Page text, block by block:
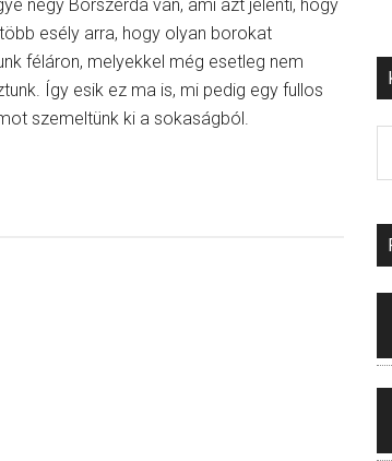
négy Borszerda van, ami azt jelenti, hogy
esély arra, hogy olyan borokat
féláron, melyekkel még esetleg nem
Így esik ez ma is, mi pedig egy fullos
szemeltünk ki a sokaságból.